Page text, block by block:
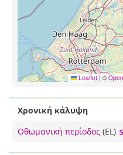
Leaflet |©
Χρονική κάλυψη
Οθωμανική περίοδος (EL)